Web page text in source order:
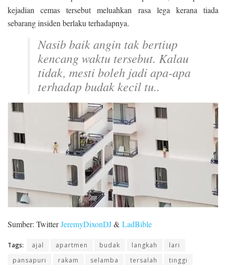
kejadian cemas tersebut meluahkan rasa lega kerana tiada
sebarang insiden berlaku terhadapnya.
Nasib baik angin tak bertiup
kencang waktu tersebut. Kalau
tidak, mesti boleh jadi apa-apa
terhadap budak kecil tu..
Sumber: TwitterJeremyDixonDJ& LadBible
Tags: ajal apartmen budak langkah
lari
pansapuri
rakam selamba tersalah tinggi